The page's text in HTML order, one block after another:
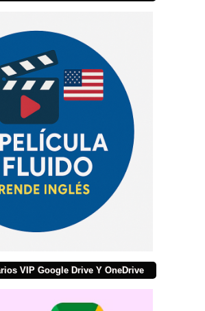
VIP Google Drive Y OneDrive